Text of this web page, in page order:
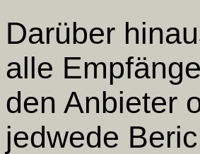
Darüber
alle
den Anbieter
jedwede